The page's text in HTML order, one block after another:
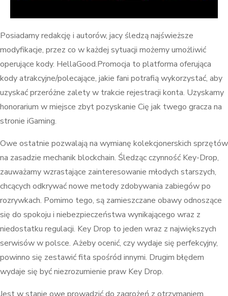
Posiadamy redakcję i autorów, jacy śledzą najświeższe
modyfikacje, przez co w każdej sytuacji możemy umożliwić
operujące kody. HellaGood.Promocja to platforma oferująca
kody atrakcyjne/polecające, jakie fani potrafią wykorzystać, aby
uzyskać przeróżne zalety w trakcie rejestracji konta. Uzyskamy
honorarium w miejsce zbyt pozyskanie Cię jak twego gracza na
stronie iGaming.
Owe ostatnie pozwalają na wymianę kolekcjonerskich sprzętów
na zasadzie mechanik blockchain. Śledząc czynność Key-Drop,
zauważamy wzrastające zainteresowanie młodych starszych,
chcących odkrywać nowe metody zdobywania zabiegów po
rozrywkach. Pomimo tego, są zamieszczane obawy odnoszące
się do spokoju i niebezpieczeństwa wynikającego wraz z
niedostatku regulacji. Key Drop to jeden wraz z największych
serwisów w polsce. Ażeby ocenić, czy wydaje się perfekcyjny,
powinno się zestawić fita spośród innymi. Drugim błędem
wydaje się być niezrozumienie praw Key Drop.